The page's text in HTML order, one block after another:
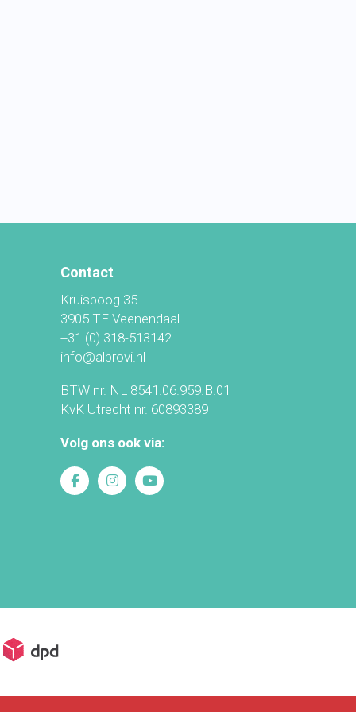
Contact
Kruisboog 35
3905 TE Veenendaal
+31 (0) 318-513142
info@alprovi.nl
BTW nr. NL 8541.06.959.B.01
KvK Utrecht nr. 60893389
Volg ons ook via: